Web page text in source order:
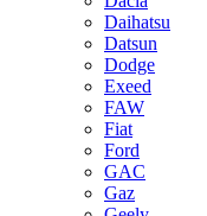
Daihatsu
Datsun
Dodge
Exeed
FAW
Fiat
Ford
GAC
Gaz